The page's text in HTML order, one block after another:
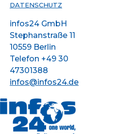
DATENSCHUTZ
infos24 GmbH
Stephanstraße 11
10559 Berlin
Telefon +49 30
47301388
infos@infos24.de